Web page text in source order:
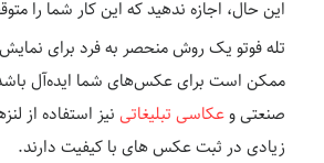
این حال، اجازه ندهید که این کار شما را
تله فوتو یک روش منحصر به فرد برای
ممکن است برای عکس‌های شما ایده‌آل
صنعتی وعکاسی تبلیغاتینیز استفاده از
زیادی در ثبت عکس های با کیفیت دارند.